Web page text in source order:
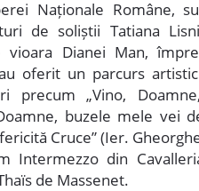
Naționale Române,
de soliștii Tatiana
vioara Dianei Man,
au oferit un parcurs
precum „Vino,
buzele mele vei
Cruce” (Ier.
Intermezzo din
de Massenet.